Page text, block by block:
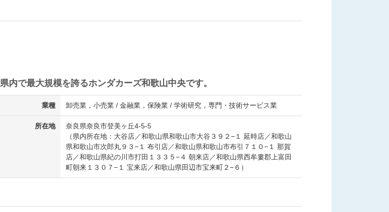
県内で最大規模を誇るホンダカーズ和歌山中央です。
業種 卸売業，小売業 / 金融業，保険業 / 学術研究，専門・技術サービス業
所在地
奈良県奈良市登美ヶ丘4-5-5
（県内所在地：大谷店／和歌山県和歌山市大谷３９２−１ 延時店／和歌山
県和歌山市次郎丸９３−１ 布引店／和歌山県和歌山市布引７１０−１ 那賀
店／和歌山県紀の川市打田１３３５−４ 朝来店／和歌山県西牟婁郡上富田
町朝来１３０７−１ 宝来店／和歌山県田辺市宝来町２−６）